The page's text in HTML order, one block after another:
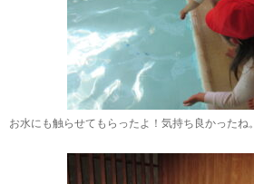
お水にも触らせてもらったよ！気持ち良かったね。